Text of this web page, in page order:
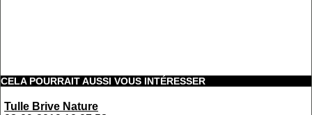
CELA POURRAIT AUSSI VOUS INTÉRESSER
Tulle Brive Nature